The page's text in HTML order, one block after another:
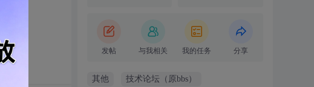
发帖 与我相关 我的任务 分享
其他 技术论坛（原bbs）